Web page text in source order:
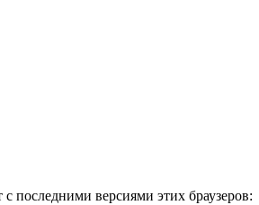
последними версиями этих браузеров: